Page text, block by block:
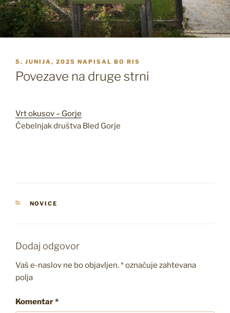
OBJAVLJENO
DNE
5. JUNIJA, 2025 NAPISAL BO RIS
Povezave na druge strni
Vrt okusov – Gorje
Čebelnjak društva Bled Gorje
KATEGORIJE
NOVICE
Dodaj odgovor
Vaš e-naslov ne bo objavljen.*označuje zahtevana
polja
Komentar*